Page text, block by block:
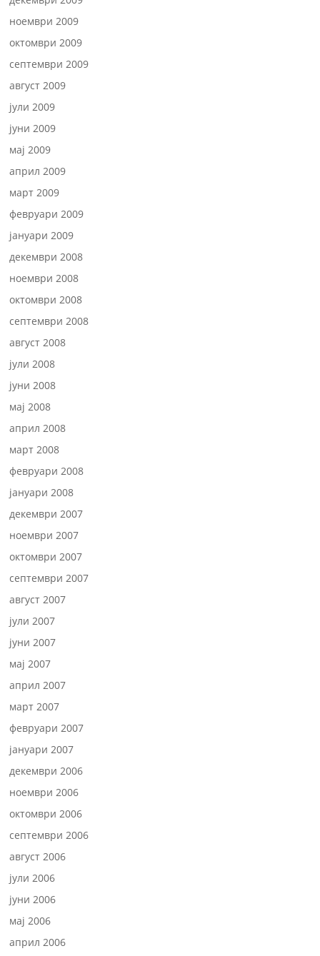
ноември 2009
октомври 2009
септември 2009
август 2009
јули 2009
јуни 2009
мај 2009
април 2009
март 2009
февруари 2009
јануари 2009
декември 2008
ноември 2008
октомври 2008
септември 2008
август 2008
јули 2008
јуни 2008
мај 2008
април 2008
март 2008
февруари 2008
јануари 2008
декември 2007
ноември 2007
октомври 2007
септември 2007
август 2007
јули 2007
јуни 2007
мај 2007
април 2007
март 2007
февруари 2007
јануари 2007
декември 2006
ноември 2006
октомври 2006
септември 2006
август 2006
јули 2006
јуни 2006
мај 2006
април 2006